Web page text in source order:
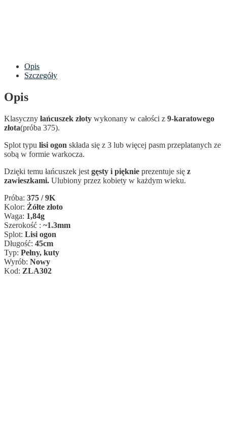
Opis
Szczegóły
Opis
Klasyczny łańcuszek złoty wykonany w całości z 9-karatowego
złota(próba 375).
Splot typu lisi ogon składa się z 3 lub więcej pasm przeplatanych ze
sobą w formie warkocza.
Dzięki temu łańcuszek jest gęsty i pięknie prezentuje się z
zawieszkami. Ulubiony przez kobiety w każdym wieku.
Próba: 375 / 9K
Kolor: Żółte złoto
Waga: 1,84g
Szerokość : ~1.3mm
Splot: Lisi ogon
Długość: 45cm
Typ: Pełny, kuty
Wyrób: Nowy
Kod: ZLA302